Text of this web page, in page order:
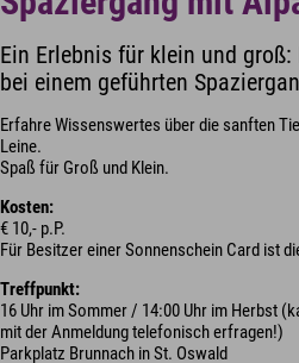
Ein Erlebnis für klein und
bei einem geführten
Erfahre Wissenswertes über die sanften
Leine.
Spaß für Groß und Klein.
Kosten:
€ 10,- p.P.
Für Besitzer einer Sonnenschein Card ist
Treffpunkt:
16 Uhr im Sommer / 14:00 Uhr im Herbst
mit der Anmeldung telefonisch erfragen!)
Parkplatz Brunnach in St. Oswald